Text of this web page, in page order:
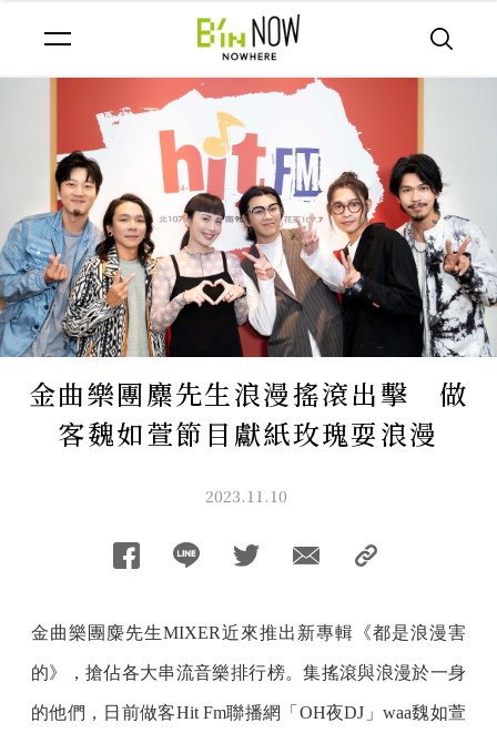
金曲樂團麋先生浪漫搖滾出擊 做
客魏如萱節目獻紙玫瑰耍浪漫
2023.11.10
金曲樂團麋先生MIXER近來推出新專輯《都是浪漫害
的》，搶佔各大串流音樂排行榜。集搖滾與浪漫於一身
的他們，日前做客Hit Fm聯播網「OH夜DJ」waa魏如萱